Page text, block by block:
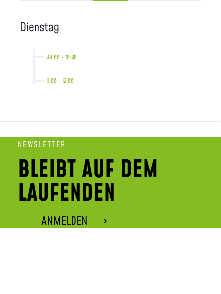
Dienstag
09:00 - 10:00
11:00 - 12:00
NEWSLETTER
BLEIBT AUF DEM
LAUFENDEN
ANMELDEN ⟶